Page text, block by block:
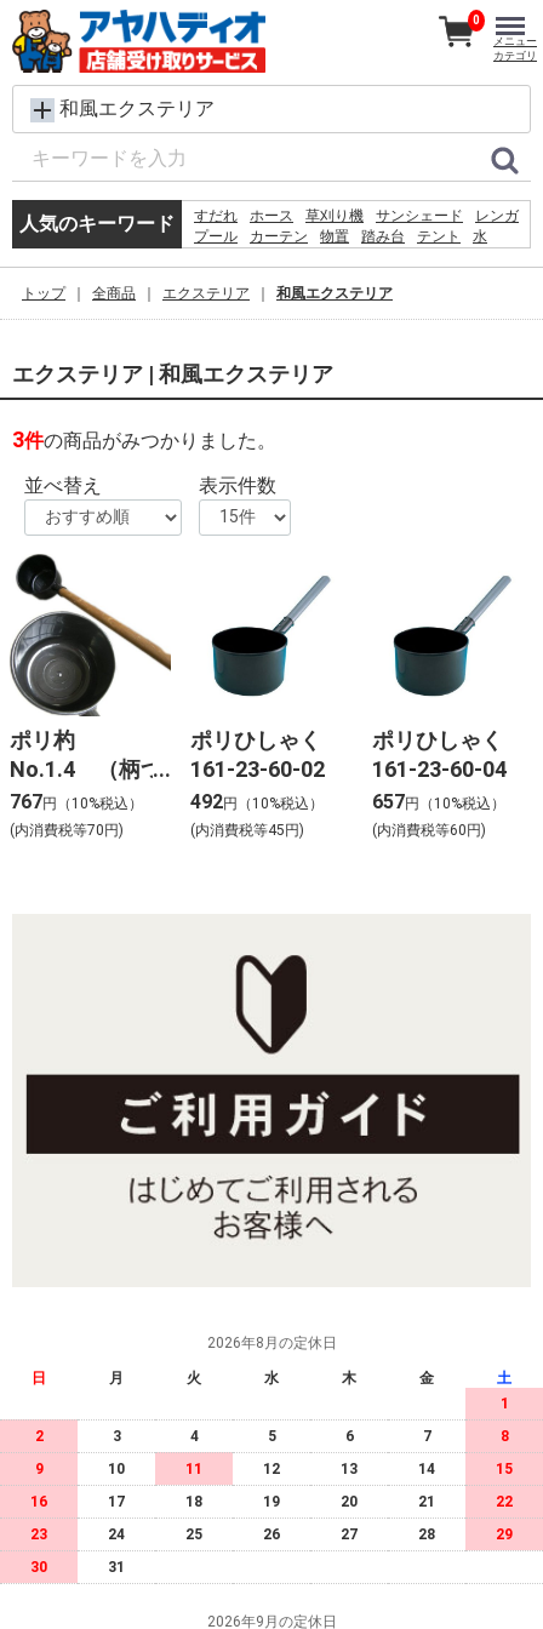
和風エクステリア
人気のキーワード すだれ ホース 草刈り機 サンシェード
レンガ
プール
カーテン 物置 踏み台 テント
水
クーラーボックス
0
メニュー
カテゴリ
トップ 全商品 エクステリア 和風エクステリア
エクステリア | 和風エクステリア
3件の商品がみつかりました。
並べ替え
表示件数
ポリ杓
No.1.4 （柄つ
き）
767円（10%税込）
(内消費税等70円)
ポリひしゃく
161-23-60-02
492円（10%税込）
(内消費税等45円)
ポリひしゃく
161-23-60-04
657円（10%税込）
(内消費税等60円)
2026年8月の定休日
日 月 火 水 木 金
土
1
2
3 4 5 6 7
8
9
10 11 12 13 14
15
16
17 18 19 20 21
22
23
24 25 26 27 28
29
30
31
2026年9月の定休日